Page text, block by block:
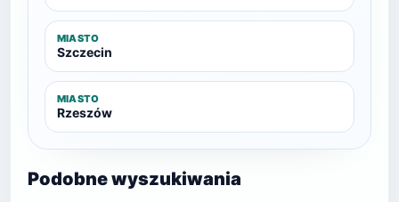
MIASTO
Szczecin
MIASTO
Rzeszów
Podobne wyszukiwania